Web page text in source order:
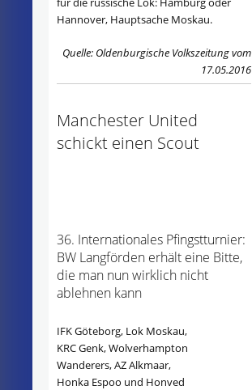
Hannover, Hauptsache Moskau.
Quelle: Oldenburgische Volkszeitung vom
17.05.2016
Manchester United
schickt einen Scout
36. Internationales Pfingstturnier:
BW Langförden erhält eine Bitte,
die man nun wirklich nicht
ablehnen kann
IFK Göteborg, Lok Moskau,
KRC Genk, Wolverhampton
Wanderers, AZ Alkmaar,
Honka Espoo und Honved